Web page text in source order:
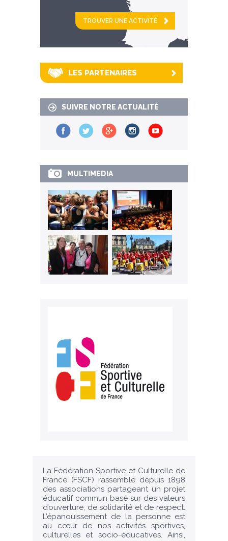
et
km alentour
LES PARTENAIRES
SUIVRE NOTRE ACTUALITÉ
MULTIMEDIA
La Fédération Sportive et Culturelle de
France (FSCF) rassemble depuis 1898
des associations partageant un projet
éducatif commun basé sur des valeurs
d’ouverture, de solidarité et de respect.
L’épanouissement de la personne est
au cœur de nos activités sportives,
culturelles et socio-éducatives. Ainsi,